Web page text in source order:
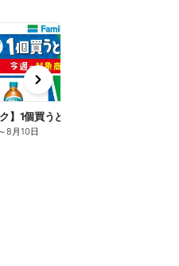
ク】1個買うと1個もらえる/麦茶
～8月10日
e
x
t